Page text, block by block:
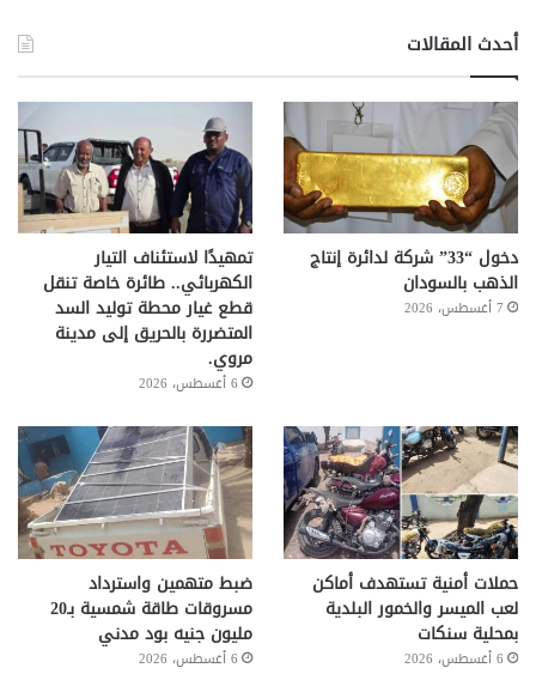
أحدث المقالات
دخول “33” شركة لدائرة إنتاج
الذهب بالسودان
7 أغسطس، 2026
تمهيدًا لاستئناف التيار
الكهربائي.. طائرة خاصة تنقل
قطع غيار محطة توليد السد
المتضررة بالحريق إلى مدينة
مروي.
6 أغسطس، 2026
حملات أمنية تستهدف أماكن
لعب الميسر والخمور البلدية
بمحلية سنكات
6 أغسطس، 2026
ضبط متهمين واسترداد
مسروقات طاقة شمسية بـ20
مليون جنيه بود مدني
6 أغسطس، 2026